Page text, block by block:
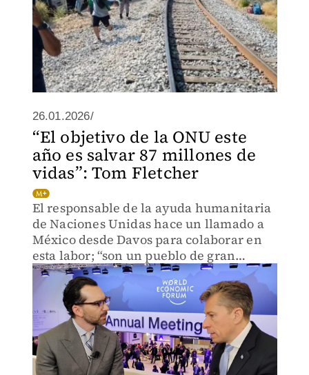
26.01.2026/
“El objetivo de la ONU este
año es salvar 87 millones de
vidas”: Tom Fletcher
El responsable de la ayuda humanitaria
de Naciones Unidas hace un llamado a
México desde Davos para colaborar en
esta labor; “son un pueblo de gran
calidez y solidaridad, quiero ver ese
espíritu de generosidad”.